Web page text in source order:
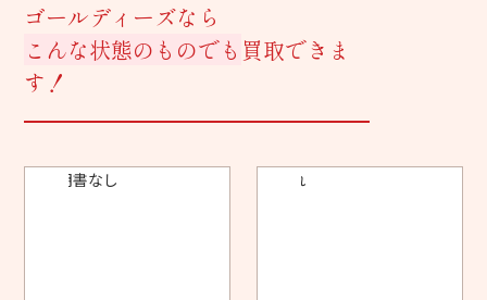
ゴールディーズなら
こんな状態のものでも 買取できま
す！